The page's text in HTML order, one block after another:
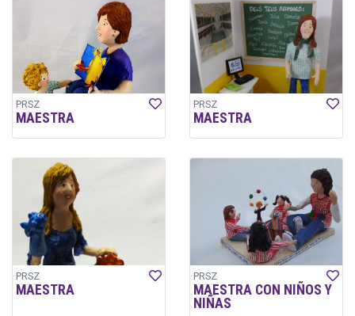
PRSZ
MAESTRA
PRSZ
MAESTRA
PRSZ
MAESTRA
PRSZ
MAESTRA CON NIÑOS Y
NIÑAS